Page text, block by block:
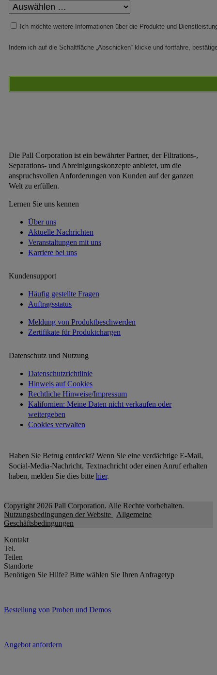
Ich möchte weitere Informationen über die Produkte und
Indem ich auf die Schaltfläche „Abschicken“ klicke und fortfahre,
Die Pall Corporation ist ein bewährter Partner, der Filtrations-,
Separations- und Abreinigungskonzepte anbietet, um die
anspruchsvollen Anforderungen von Kunden auf der ganzen
Welt zu erfüllen.
Lernen Sie uns kennen
Über uns
Aktuelle Nachrichten
Veranstaltungen mit uns
Karriere bei uns
Kundensupport
Häufig gestellte Fragen
Auftragsstatus
Meldung von Produktbeschwerden
Zertifikate für Produktchargen
Datenschutz und Nutzung
Datenschutzrichtlinie
Hinweis auf Cookies
Rechtliche Hinweise/Impressum
Kalifornien: Meine Daten nicht verkaufen oder
weitergeben
Cookies verwalten
Haben Sie Betrug entdeckt? Wenn Sie eine verdächtige E-Mail,
Social-Media-Nachricht, Textnachricht oder einen Anruf erhalten
haben, melden Sie dies bitte hier.
Copyright 2026 Pall Corporation. Alle Rechte vorbehalten.
Nutzungsbedingungen der Website
Allgemeine
Geschäftsbedingungen
Kontakt
Tel.
Teilen
Standorte
Benötigen Sie Hilfe? Bitte wählen Sie Ihren Anfragetyp
Bestellung von Proben und Demos
Angebot anfordern